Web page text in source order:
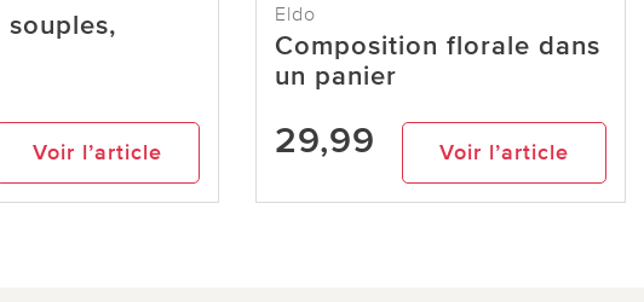
souples,
Voir l’article
Eldo
Composition florale dans
un panier
29,99 Voir l’article